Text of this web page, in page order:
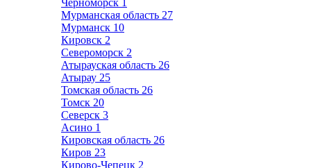
Черноморск 1
Мурманская область 27
Мурманск 10
Кировск 2
Североморск 2
Атырауская область 26
Атырау 25
Томская область 26
Томск 20
Северск 3
Асино 1
Кировская область 26
Киров 23
Кирово-Чепецк 2